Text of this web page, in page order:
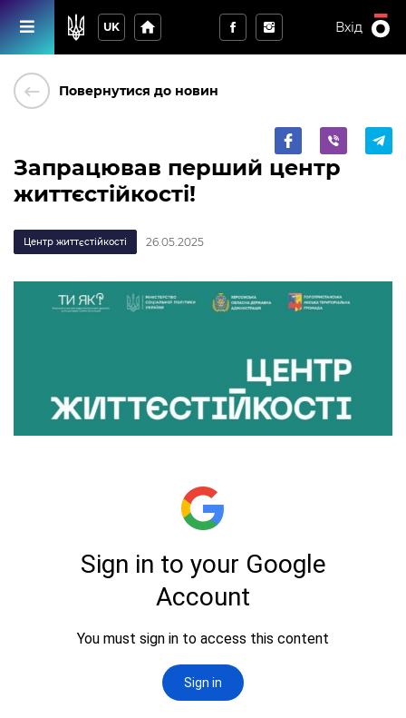
UK home Вхід
keyboard_backspace Повернутися до новин
Запрацював перший центр
життєстійкості!
Центр життєстійкості 26.05.2025